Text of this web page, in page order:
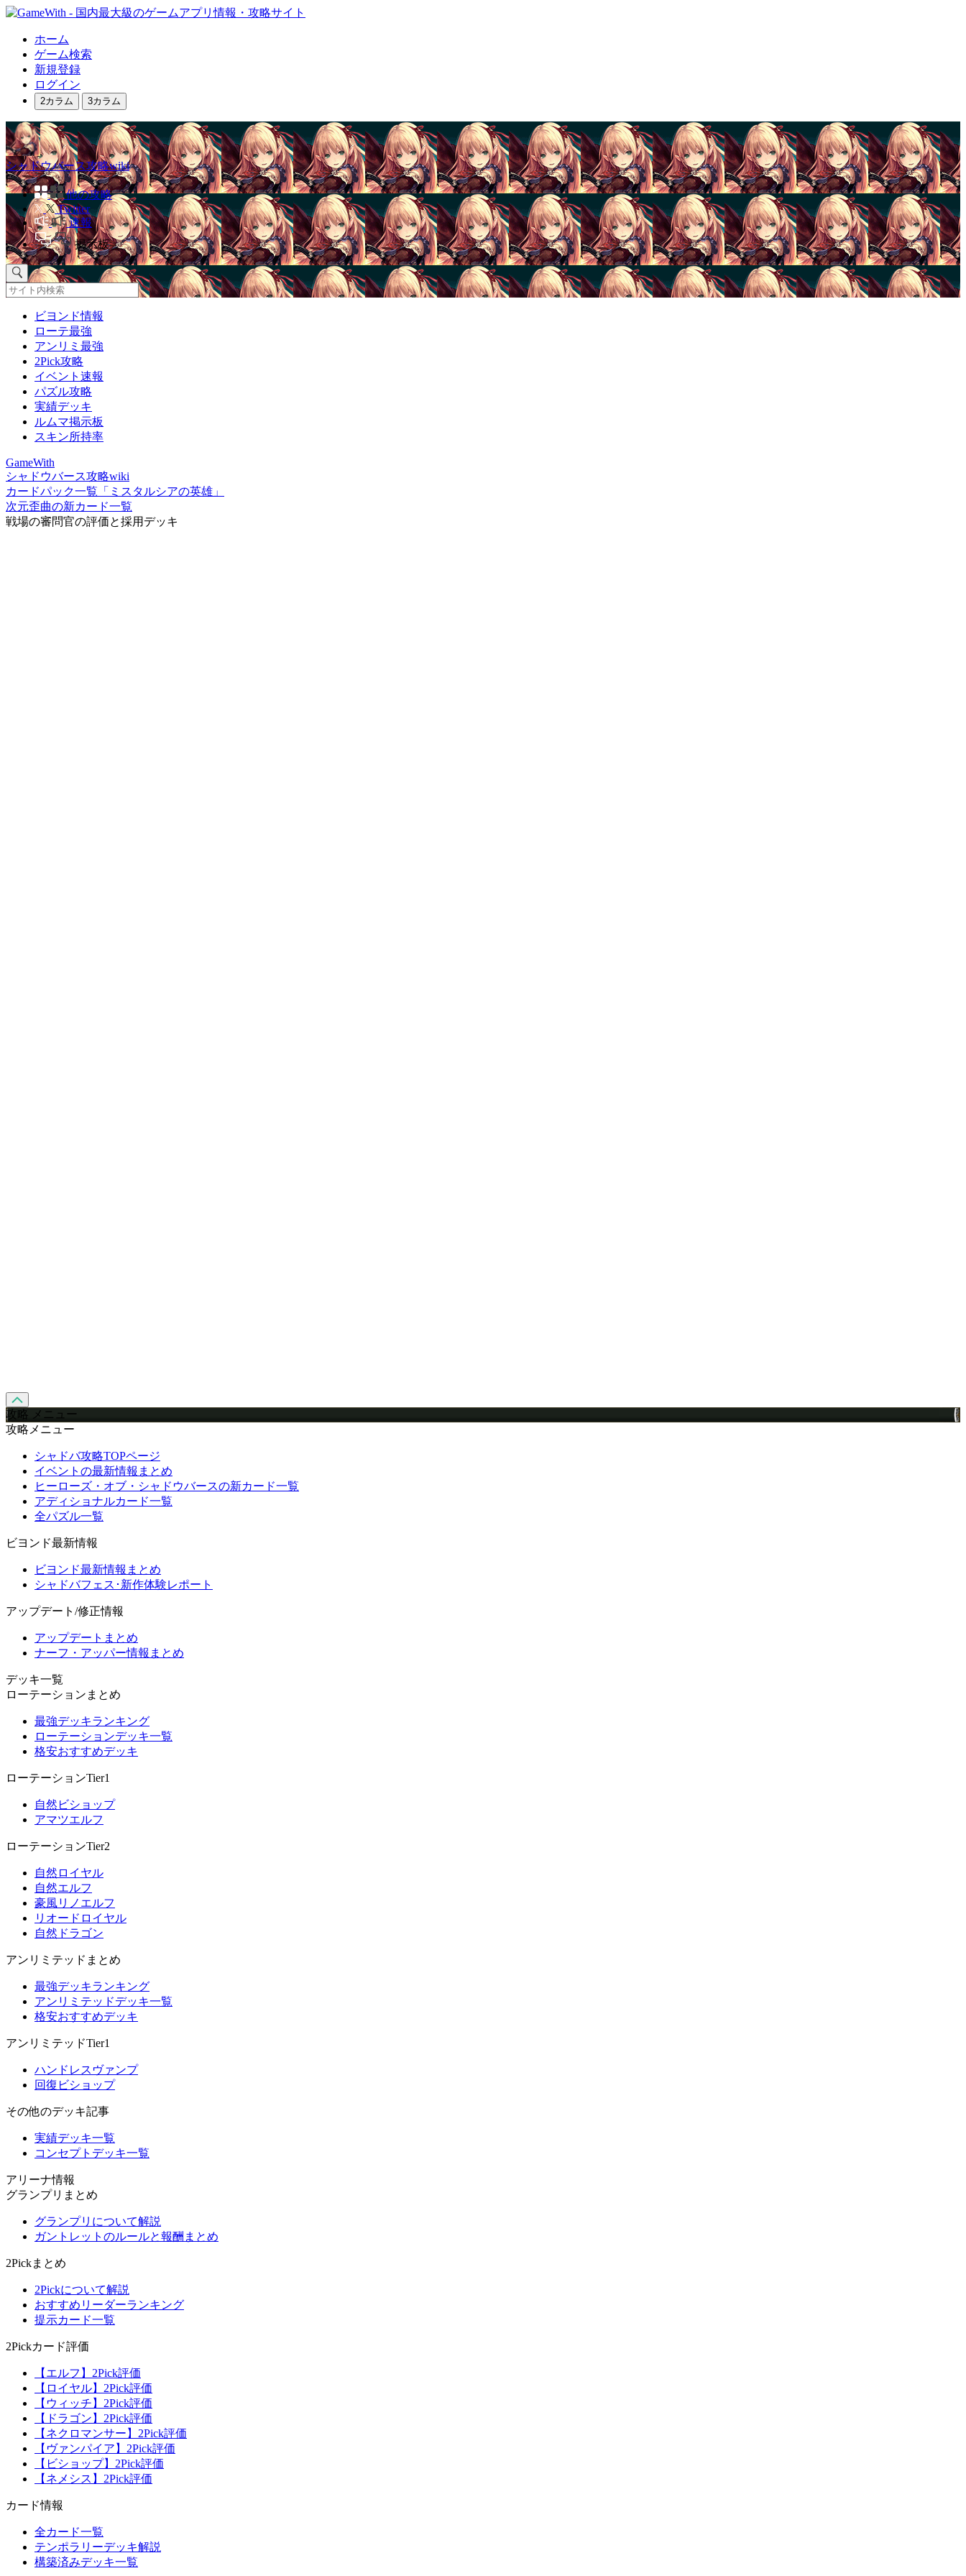
ホーム
ゲーム検索
新規登録
ログイン
2カラム 3カラム
シャドウバース攻略wiki
他の攻略
Twitter
速報
掲示板
ビヨンド情報
ローテ最強
アンリミ最強
2Pick攻略
イベント速報
パズル攻略
実績デッキ
ルムマ掲示板
スキン所持率
GameWith
シャドウバース攻略wiki
カードパック一覧「ミスタルシアの英雄」
次元歪曲の新カード一覧
戦場の審問官の評価と採用デッキ
攻略 メニュー
攻略メニュー
シャドバ攻略TOPページ
イベントの最新情報まとめ
ヒーローズ・オブ・シャドウバースの新カード一覧
アディショナルカード一覧
全パズル一覧
ビヨンド最新情報
ビヨンド最新情報まとめ
シャドバフェス･新作体験レポート
アップデート/修正情報
アップデートまとめ
ナーフ・アッパー情報まとめ
デッキ一覧
ローテーションまとめ
最強デッキランキング
ローテーションデッキ一覧
格安おすすめデッキ
ローテーションTier1
自然ビショップ
アマツエルフ
ローテーションTier2
自然ロイヤル
自然エルフ
豪風リノエルフ
リオードロイヤル
自然ドラゴン
アンリミテッドまとめ
最強デッキランキング
アンリミテッドデッキ一覧
格安おすすめデッキ
アンリミテッドTier1
ハンドレスヴァンプ
回復ビショップ
その他のデッキ記事
実績デッキ一覧
コンセプトデッキ一覧
アリーナ情報
グランプリまとめ
グランプリについて解説
ガントレットのルールと報酬まとめ
2Pickまとめ
2Pickについて解説
おすすめリーダーランキング
提示カード一覧
2Pickカード評価
【エルフ】2Pick評価
【ロイヤル】2Pick評価
【ウィッチ】2Pick評価
【ドラゴン】2Pick評価
【ネクロマンサー】2Pick評価
【ヴァンパイア】2Pick評価
【ビショップ】2Pick評価
【ネメシス】2Pick評価
カード情報
全カード一覧
テンポラリーデッキ解説
構築済みデッキ一覧